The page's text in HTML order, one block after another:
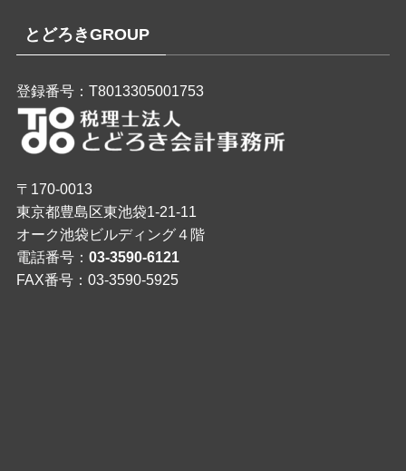
とどろきGROUP
登録番号：T8013305001753
〒170-0013
東京都豊島区東池袋1-21-11
オーク池袋ビルディング４階
電話番号： 03-3590-6121
FAX番号：03-3590-5925